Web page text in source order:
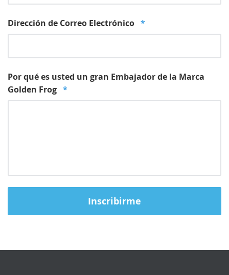
Dirección de Correo Electrónico *
Por qué es usted un gran Embajador de la Marca
Golden Frog *